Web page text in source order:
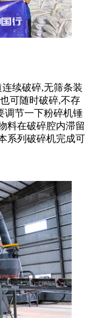
续破碎,无筛条装
可随时破碎,不存
调节一下粉碎机锤
料在破碎腔内滞留
系列破碎机完成可